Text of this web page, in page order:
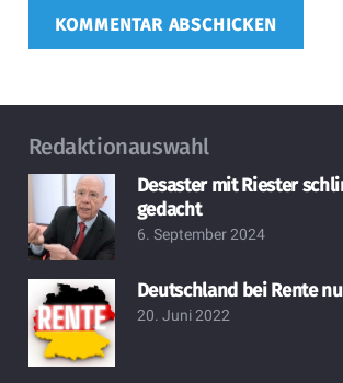
KOMMENTAR ABSCHICKEN
Redaktionauswahl
Desaster mit Riester
gedacht
6. September 2024
Deutschland bei Rente
20. Juni 2022